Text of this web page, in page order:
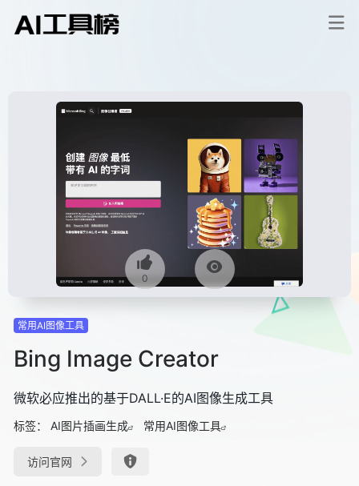
0
常用AI图像工具
Bing Image Creator
微软必应推出的基于DALL·E的AI图像生成工具
标签： AI图片插画生成 常用AI图像工具
访问官网